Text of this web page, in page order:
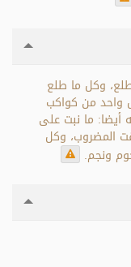
وكل ما طلع
من كواكب
أيضا: ما نبت على
المضروب، وكل
ونجم.